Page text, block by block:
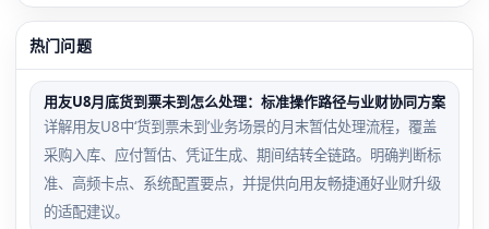
热门问题
用友U8月底货到票未到怎么处理：标准操作路径与业财协同方案
详解用友U8中‘货到票未到’业务场景的月末暂估处理流程，覆盖
采购入库、应付暂估、凭证生成、期间结转全链路。明确判断标
准、高频卡点、系统配置要点，并提供向用友畅捷通好业财升级
的适配建议。